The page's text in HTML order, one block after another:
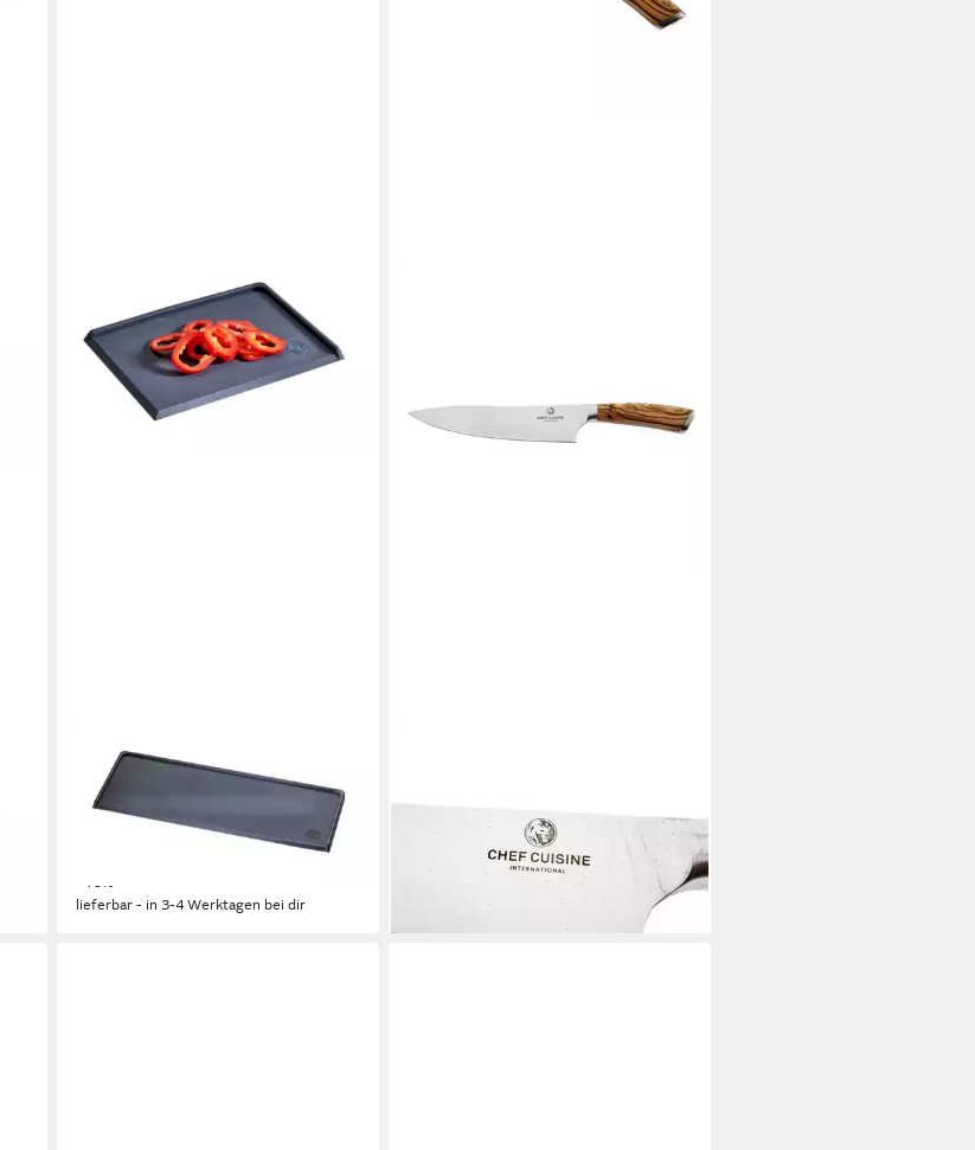
Schneideunterlage BBQ
Schneidebretter, drei praktische
lieferbar - in 3-4 Werktagen bei dir
Gemüse aus Edelstahl
lieferbar - in 4-5 Werktagen bei dir